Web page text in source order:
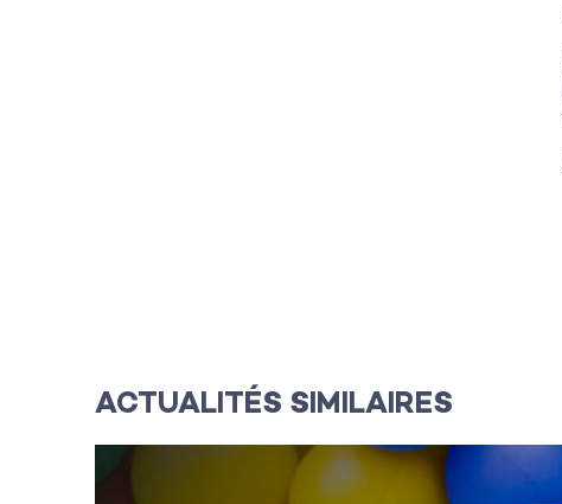
Les projets
Les actualités
ACTUALITÉS SIMILAIRES